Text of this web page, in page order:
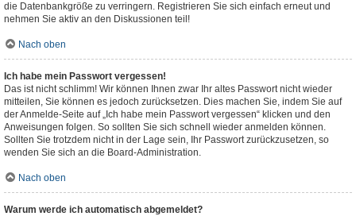
die Datenbankgröße zu verringern. Registrieren Sie sich einfach erneut und
nehmen Sie aktiv an den Diskussionen teil!
Nach oben
Ich habe mein Passwort vergessen!
Das ist nicht schlimm! Wir können Ihnen zwar Ihr altes Passwort nicht wieder
mitteilen, Sie können es jedoch zurücksetzen. Dies machen Sie, indem Sie auf
der Anmelde-Seite auf „Ich habe mein Passwort vergessen“ klicken und den
Anweisungen folgen. So sollten Sie sich schnell wieder anmelden können.
Sollten Sie trotzdem nicht in der Lage sein, Ihr Passwort zurückzusetzen, so
wenden Sie sich an die Board-Administration.
Nach oben
Warum werde ich automatisch abgemeldet?